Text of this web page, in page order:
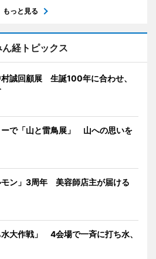
もっと見る
ん経トピックス
誠回顧展 生誕100年に合わせ、
で「山と雷鳥展」 山への思いを
モン」3周年 美容師店主が届ける
大作戦」 4会場で一斉に打ち水、